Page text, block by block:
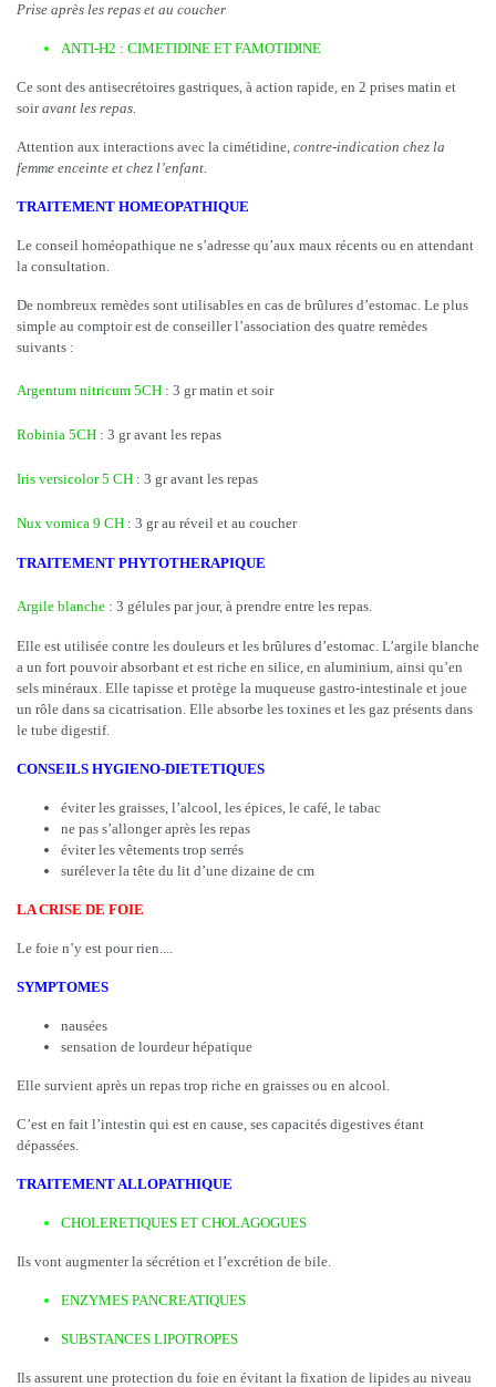
Prise après les repas et au coucher
ANTI-H2 : CIMETIDINE ET FAMOTIDINE
Ce sont des antisecrétoires gastriques, à action rapide, en 2 prises matin et
soiravant les repas.
Attention aux interactions avec la cimétidine, contre-indication chez la
femme enceinte et chez l’enfant.
TRAITEMENT HOMEOPATHIQUE
Le conseil homéopathique ne s’adresse qu’aux maux récents ou en attendant
la consultation.
De nombreux remèdes sont utilisables en cas de brûlures d’estomac. Le plus
simple au comptoir est de conseiller l’association des quatre remèdes
suivants :
Argentum nitricum 5CH : 3 gr matin et soir
Robinia 5CH : 3 gr avant les repas
Iris versicolor 5 CH : 3 gr avant les repas
Nux vomica 9 CH : 3 gr au réveil et au coucher
TRAITEMENT PHYTOTHERAPIQUE
Argile blanche : 3 gélules par jour, à prendre entre les repas.
Elle est utilisée contre les douleurs et les brûlures d’estomac. L’argile blanche
a un fort pouvoir absorbant et est riche en silice, en aluminium, ainsi qu’en
sels minéraux. Elle tapisse et protège la muqueuse gastro-intestinale et joue
un rôle dans sa cicatrisation. Elle absorbe les toxines et les gaz présents dans
le tube digestif.
CONSEILS HYGIENO-DIETETIQUES
éviter les graisses, l’alcool, les épices, le café, le tabac
ne pas s’allonger après les repas
éviter les vêtements trop serrés
surélever la tête du lit d’une dizaine de cm
LA CRISE DE FOIE
Le foie n’y est pour rien....
SYMPTOMES
nausées
sensation de lourdeur hépatique
Elle survient après un repas trop riche en graisses ou en alcool.
C’est en fait l’intestin qui est en cause, ses capacités digestives étant
dépassées.
TRAITEMENT ALLOPATHIQUE
CHOLERETIQUES ET CHOLAGOGUES
Ils vont augmenter la sécrétion et l’excrétion de bile.
ENZYMES PANCREATIQUES
SUBSTANCES LIPOTROPES
Ils assurent une protection du foie en évitant la fixation de lipides au niveau